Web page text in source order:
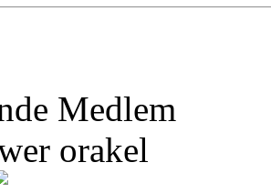
Medlem
orakel